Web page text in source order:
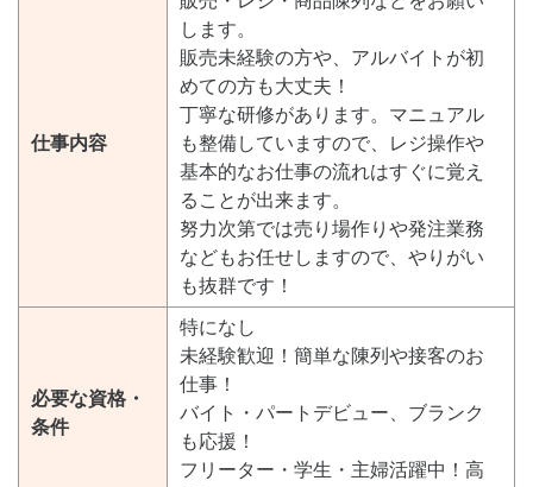
仕事内容
します。
販売未経験の方や、アルバイトが初
めての方も大丈夫！
丁寧な研修があります。マニュアル
も整備していますので、レジ操作や
基本的なお仕事の流れはすぐに覚え
ることが出来ます。
努力次第では売り場作りや発注業務
などもお任せしますので、やりがい
も抜群です！
必要な資格・
条件
特になし
未経験歓迎！簡単な陳列や接客のお
仕事！
バイト・パートデビュー、ブランク
も応援！
フリーター・学生・主婦活躍中！高